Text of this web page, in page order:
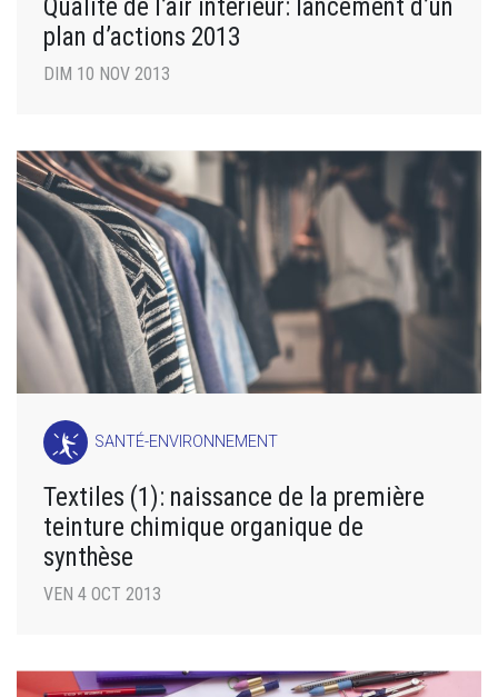
Qualité de l’air intérieur: lancement d’un
plan d’actions 2013
DIM 10 NOV 2013
SANTÉ-ENVIRONNEMENT
Textiles (1): naissance de la première
teinture chimique organique de
synthèse
VEN 4 OCT 2013